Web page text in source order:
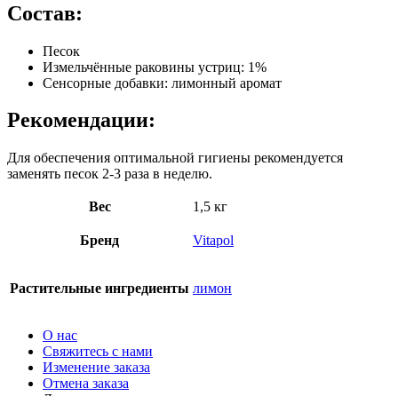
Состав:
Песок
Измельчённые раковины устриц: 1%
Сенсорные добавки: лимонный аромат
Рекомендации:
Для обеспечения оптимальной гигиены рекомендуется
заменять песок 2-3 раза в неделю.
Вес 1,5 кг
Бренд Vitapol
Растительные ингредиенты лимон
О нас
Свяжитесь с нами
Изменение заказа
Отмена заказа